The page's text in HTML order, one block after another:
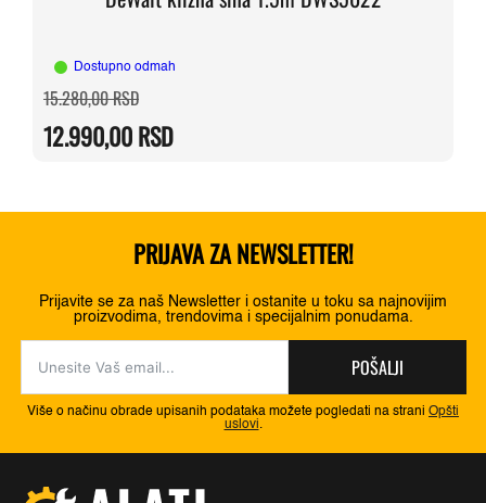
Dostupno odmah
15.280,00RSDOriginalna
cena
bila:
15.280,00 RSD.
12.990,00RSD
Trenutna
cena
12.990,00 RSD.
PRIJAVA ZA NEWSLETTER!
Prijavite se za naš Newsletter i ostanite u toku sa najnovijim
proizvodima, trendovima i specijalnim ponudama.
POŠALJI
Više o načinu obrade upisanih podataka možete pogledati na strani Opšti
uslovi.